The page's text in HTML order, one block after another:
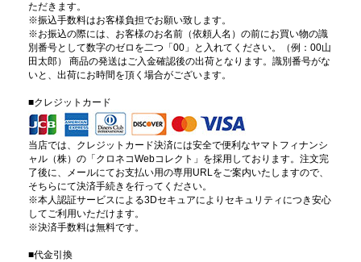
ただきます。
※振込手数料はお客様負担でお願い致します。
※お振込の際には、お客様のお名前（依頼人名）の前にお買い物の識
別番号として数字のゼロを二つ「00」と入れてください。（例：00山
田太郎） 商品の発送はご入金確認後の出荷となります。識別番号がな
いと、出荷にお時間を頂く場合がございます。
■クレジットカード
当店では、クレジットカード決済には安全で便利なヤマトフィナンシ
ャル（株）の「クロネコWebコレクト」を採用しております。注文完
了後に、メールにてお支払い用の専用URLをご案内いたしますので、
そちらにて決済手続きを行ってください。
※本人認証サービスによる3Dセキュアによりセキュリティにつき安心
してご利用いただけます。
※決済手数料は無料です。
■代金引換